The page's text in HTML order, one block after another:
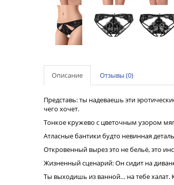
Описание Отзывы (0)
Представь: ты надеваешь эти
чего хочет.
Тонкое кружево с цветочным узором
Атласные бантики будто невинная
Откровенный вырез это не бельё, это
Жизненный сценарий: Он сидит на
Ты выходишь из ванной… на тебе халат.